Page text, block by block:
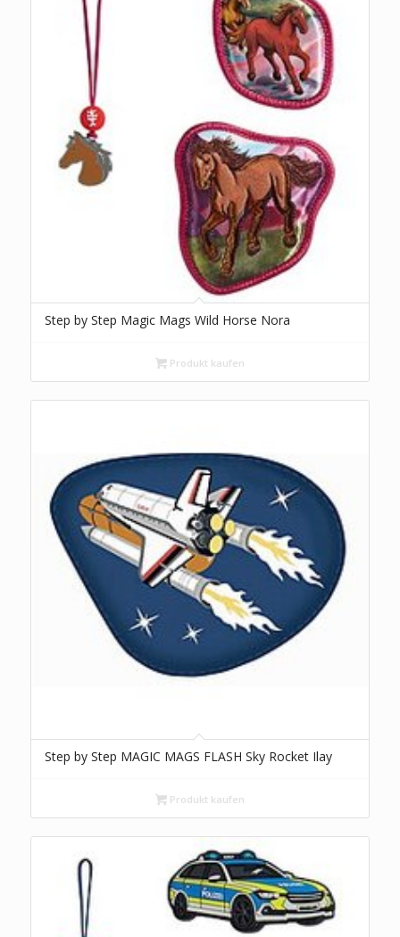
Step by Step Magic Mags Wild Horse Nora
Produkt kaufen
Step by Step MAGIC MAGS FLASH Sky Rocket Ilay
Produkt kaufen